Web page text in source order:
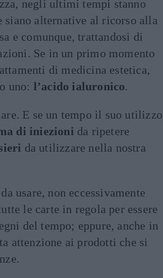
negli ultimi tempi stanno
siano alternative al ricorso alla
e comunque, trattandosi di
Se in un primo momento
di medicina estetica,
uno: l’acido ialuronico.
E se un tempo il suo utilizzo
di iniezioni da ripetere
da utilizzare nella nostra
usare, non eccessivamente
le carte in regola per essere
del tempo; eppure, anche in
attenzione ai prodotti che si